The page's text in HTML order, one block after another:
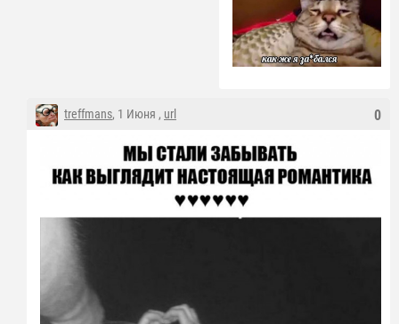
0
treffmans, 1 Июня , url